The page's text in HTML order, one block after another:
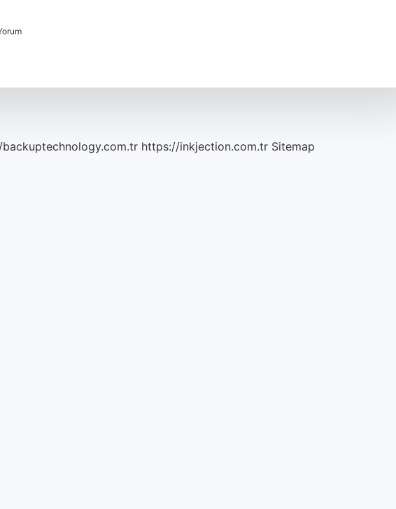
https://inkjection.com.tr Sitemap